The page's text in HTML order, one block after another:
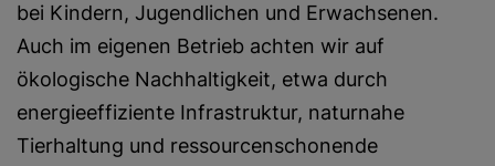
bei Kindern, Jugendlichen und Erwachsenen.
Auch im eigenen Betrieb achten wir auf
ökologische Nachhaltigkeit, etwa durch
energieeffiziente Infrastruktur, naturnahe
Tierhaltung und ressourcenschonende